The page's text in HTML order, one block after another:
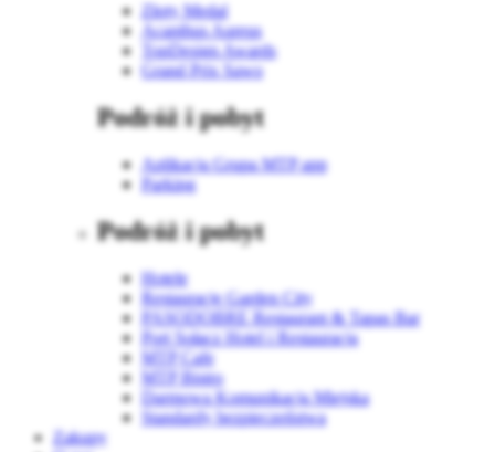
Złoty Medal
Acanthus Aureus
TopDesign Awards
Grand Prix Sawo
Podróż i pobyt
Aplikacja Grupa MTP app
Parking
Podróż i pobyt
Hotele
Restauracje Garden City
PASODOBRE Restaurant & Tapas Bar
Port Sołacz Hotel i Restauracja
MTP Cafe
MTP Bistro
Darmowa Komunikacja Miejska
Standardy bezpieczeństwa
Zakupy